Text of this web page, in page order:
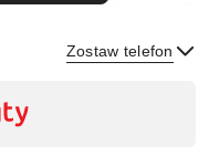
Zostaw telefon